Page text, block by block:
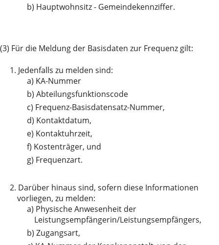
b) Hauptwohnsitz - Gemeindekennziffer.
(3) Für die Meldung der Basisdaten zur Frequenz gilt:
1. Jedenfalls zu melden sind:
a) KA-Nummer
b) Abteilungsfunktionscode
c) Frequenz-Basisdatensatz-Nummer,
d) Kontaktdatum,
e) Kontaktuhrzeit,
f) Kostenträger, und
g) Frequenzart.
2. Darüber hinaus sind, sofern diese Informationen
vorliegen, zu melden:
a) Physische Anwesenheit der
Leistungsempfängerin/Leistungsempfängers,
b) Zugangsart,